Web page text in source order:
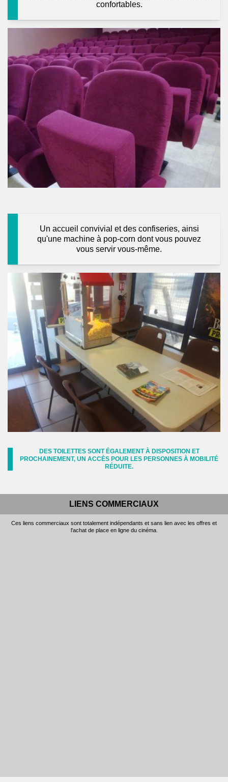
confortables.
Un accueil convivial et des confiseries, ainsi
qu'une machine à pop-corn dont vous pouvez
vous servir vous-même.
DES TOILETTES SONT ÉGALEMENT À DISPOSITION ET
PROCHAINEMENT, UN ACCÈS POUR LES PERSONNES À MOBILITÉ
RÉDUITE.
LIENS COMMERCIAUX
Ces liens commerciaux sont totalement indépendants et sans lien avec les offres et
l'achat de place en ligne du cinéma.